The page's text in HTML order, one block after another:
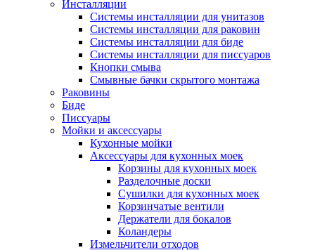
Инсталляции
Системы инсталляции для унитазов
Системы инсталляции для раковин
Системы инсталляции для биде
Системы инсталляции для писсуаров
Кнопки смыва
Смывные бачки скрытого монтажа
Раковины
Биде
Писсуары
Мойки и аксессуары
Кухонные мойки
Аксессуары для кухонных моек
Корзины для кухонных моек
Разделочные доски
Сушилки для кухонных моек
Корзинчатые вентили
Держатели для бокалов
Коландеры
Измельчители отходов